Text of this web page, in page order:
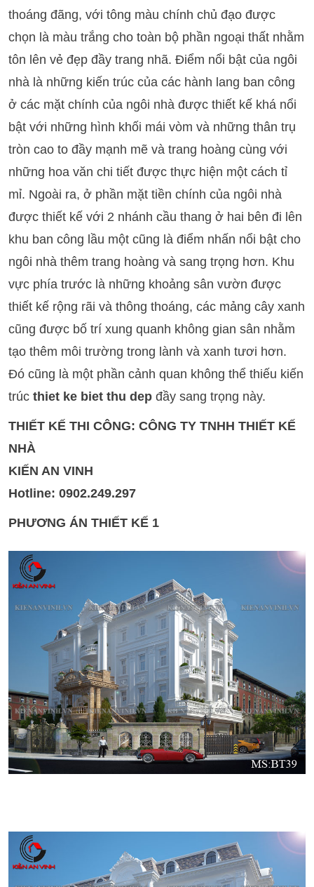
thoáng đãng, với tông màu chính chủ đạo được
chọn là màu trắng cho toàn bộ phần ngoại thất nhằm
tôn lên vẻ đẹp đầy trang nhã. Điểm nổi bật của ngôi
nhà là những kiến trúc của các hành lang ban công
ở các mặt chính của ngôi nhà được thiết kế khá nổi
bật với những hình khối mái vòm và những thân trụ
tròn cao to đầy mạnh mẽ và trang hoàng cùng với
những hoa văn chi tiết được thực hiện một cách tỉ
mỉ. Ngoài ra, ở phần mặt tiền chính của ngôi nhà
được thiết kế với 2 nhánh cầu thang ở hai bên đi lên
khu ban công lầu một cũng là điểm nhấn nổi bật cho
ngôi nhà thêm trang hoàng và sang trọng hơn. Khu
vực phía trước là những khoảng sân vườn được
thiết kế rộng rãi và thông thoáng, các mảng cây xanh
cũng được bố trí xung quanh không gian sân nhằm
tạo thêm môi trường trong lành và xanh tươi hơn.
Đó cũng là một phần cảnh quan không thể thiếu kiến
trúc thiet ke biet thu dep đầy sang trọng này.
THIẾT KẾ THI CÔNG: CÔNG TY TNHH THIẾT KẾ
NHÀ
KIẾN AN VINH
Hotline: 0902.249.297
PHƯƠNG ÁN THIẾT KẾ 1